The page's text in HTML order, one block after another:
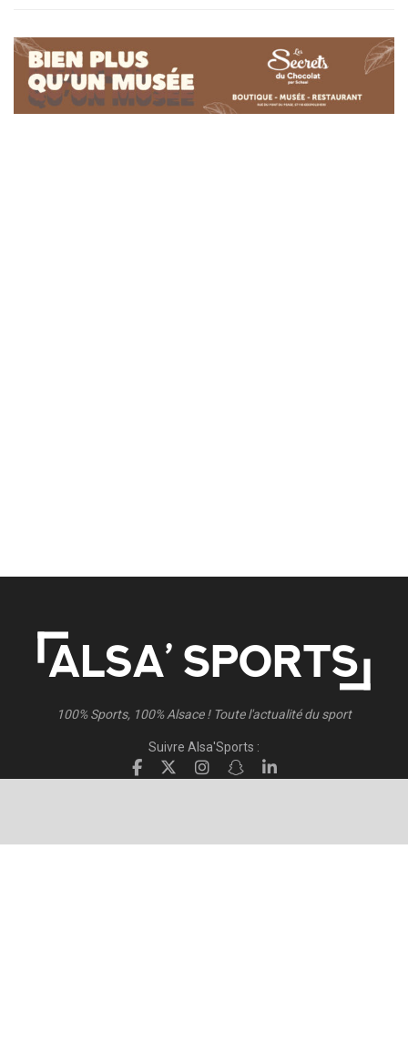
100% Sports, 100% Alsace ! Toute l'actualité du sport
Suivre Alsa'Sports :